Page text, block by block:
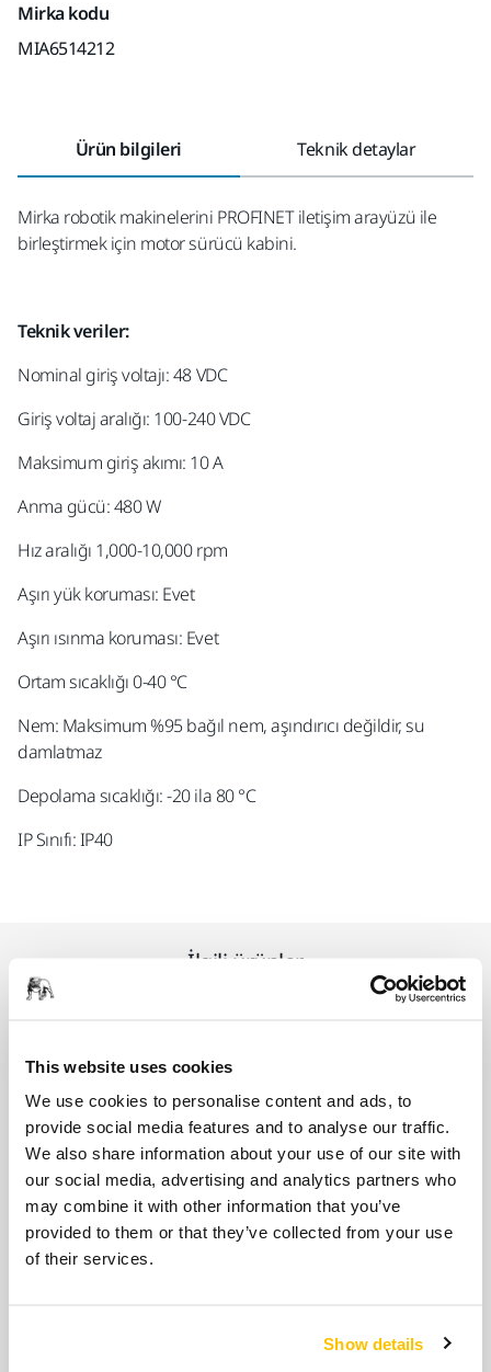
This website uses cookies
We use cookies to personalise content and ads, to
provide social media features and to analyse our traffic.
We also share information about your use of our site with
our social media, advertising and analytics partners who
may combine it with other information that you’ve
provided to them or that they’ve collected from your use
of their services.
Show details
Mirka kodu
MIA6514212
Ürün bilgileri Teknik detaylar
Mirka robotik makinelerini PROFINET iletişim arayüzü ile
birleştirmek için motor sürücü kabini.
Teknik veriler:
Nominal giriş voltajı: 48 VDC
Giriş voltaj aralığı: 100-240 VDC
Maksimum giriş akımı: 10 A
Anma gücü: 480 W
Hız aralığı 1,000-10,000 rpm
Aşırı yük koruması: Evet
Aşırı ısınma koruması: Evet
Ortam sıcaklığı 0-40 °C
Nem: Maksimum %95 bağıl nem, aşındırıcı değildir, su
damlatmaz
Depolama sıcaklığı: -20 ila 80 °C
IP Sınıfı: IP40
İlgili ürünler
Mains Cable CE 230V IEC C13, CEROS,
2 m
AKSESUARLAR
Robot zımpara ünitesi için kablo
(Korumalı) 10m
Mirka® robotik zımpara ve polisaj makineleri